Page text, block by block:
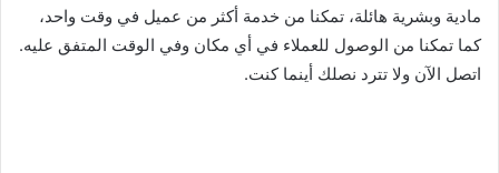
مادية وبشرية هائلة، تمكنا من خدمة أكثر من عميل في وقت واحد،
كما تمكنا من الوصول للعملاء في أي مكان وفي الوقت المتفق عليه.
اتصل الآن ولا تترد نصلك أينما كنت.